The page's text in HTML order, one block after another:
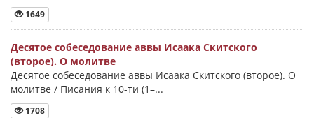
1649
Десятое собеседование аввы Исаака Скитского
(второе). О молитве
Десятое собеседование аввы Исаака Скитского (второе). О
молитве / Писания к 10-ти (1–...
1708